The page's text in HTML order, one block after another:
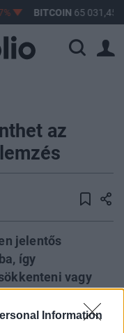
Information
BITCOIN 65 031,45
az
jelentős
így
vagy